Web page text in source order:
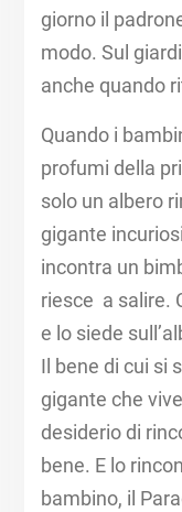
giorno il
modo. Sul
anche quando
Quando i
profumi della
solo un albero
gigante
incontra un
riesce a salire.
e lo siede
Il bene di cui si
gigante che
desiderio di
bene. E lo
bambino, il